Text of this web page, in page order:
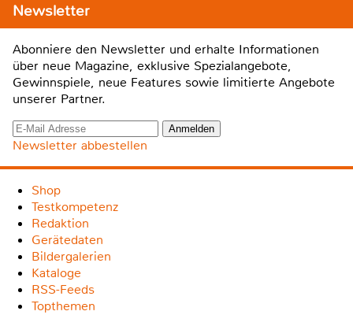
Newsletter
Abonniere den Newsletter und erhalte Informationen
über neue Magazine, exklusive Spezialangebote,
Gewinnspiele, neue Features sowie limitierte Angebote
unserer Partner.
Newsletter abbestellen
Shop
Testkompetenz
Redaktion
Gerätedaten
Bildergalerien
Kataloge
RSS-Feeds
Topthemen